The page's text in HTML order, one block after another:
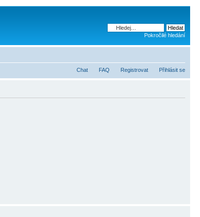
Pokročilé hledání
Chat FAQ Registrovat Přihlásit se